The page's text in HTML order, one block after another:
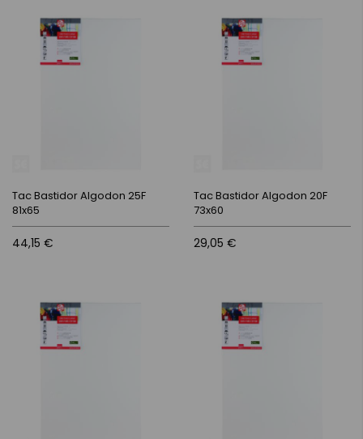
Tac Bastidor Algodon 25F
81x65
44,15 €
Tac Bastidor Algodon 20F
73x60
29,05 €